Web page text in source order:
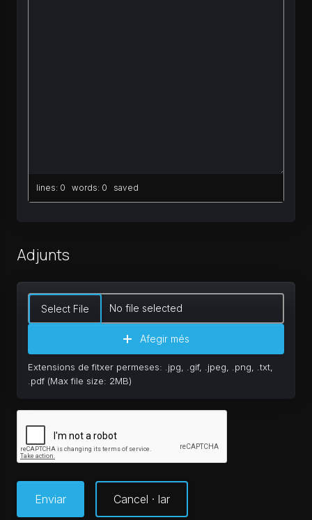
lines: 0 words: 0 saved
Adjunts
Select File No file selected
Afegir més
Extensions de fitxer permeses: .jpg, .gif, .jpeg, .png, .txt,
.pdf (Max file size: 2MB)
Cancel · lar